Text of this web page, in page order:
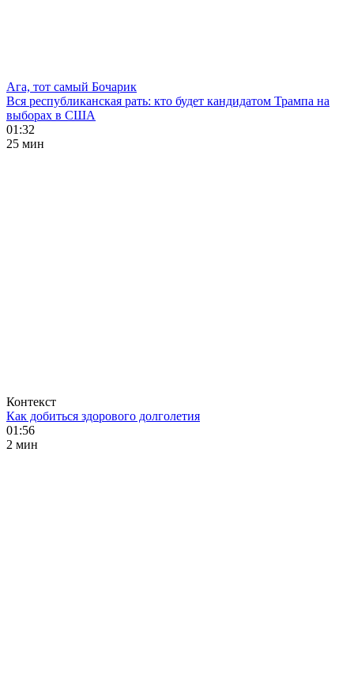
Ага, тот самый Бочарик
Вся республиканская рать: кто будет кандидатом Трампа на
выборах в США
01:32
25 мин
Контекст
Как добиться здорового долголетия
01:56
2 мин